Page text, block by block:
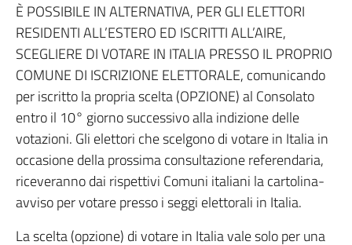
È POSSIBILE IN ALTERNATIVA, PER GLI ELETTORI
RESIDENTI ALL’ESTERO ED ISCRITTI ALL’AIRE,
SCEGLIERE DI VOTARE IN ITALIA PRESSO IL PROPRIO
COMUNE DI ISCRIZIONE ELETTORALE, comunicando
per iscritto la propria scelta (OPZIONE) al Consolato
entro il 10° giorno successivo alla indizione delle
votazioni. Gli elettori che scelgono di votare in Italia in
occasione della prossima consultazione referendaria,
riceveranno dai rispettivi Comuni italiani la cartolina-
avviso per votare presso i seggi elettorali in Italia.
La scelta (opzione) di votare in Italia vale solo per una